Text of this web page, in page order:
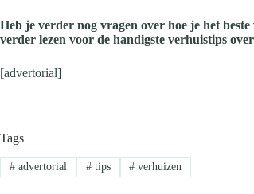
Heb je verder nog vragen over hoe je het
verder lezen voor de handigste verhuistips over
[advertorial]
Tags
#advertorial #tips # verhuizen